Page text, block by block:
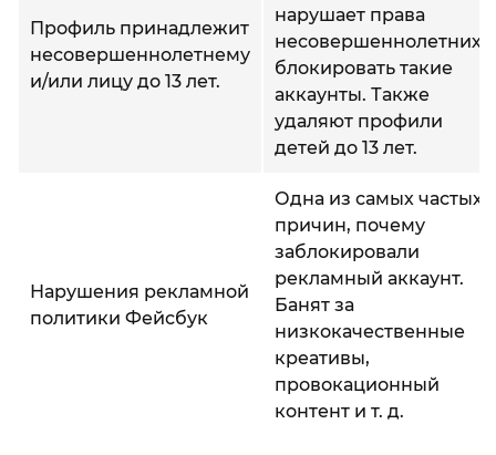
Профиль принадлежит
несовершеннолетнему
и/или лицу до 13 лет.
нарушает права
несовершеннолетних,
блокировать такие
аккаунты. Также
удаляют профили
детей до 13 лет.
Нарушения рекламной
политики Фейсбук
Одна из самых частых
причин, почему
заблокировали
рекламный аккаунт.
Банят за
низкокачественные
креативы,
провокационный
контент и т. д.